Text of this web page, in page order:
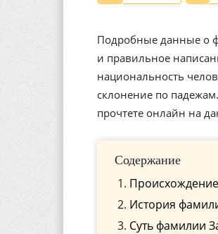
Подробные данные о
и правильное
национальность
склонение по
прочтете онлайн на
Содержание
История
Cуть фамилии